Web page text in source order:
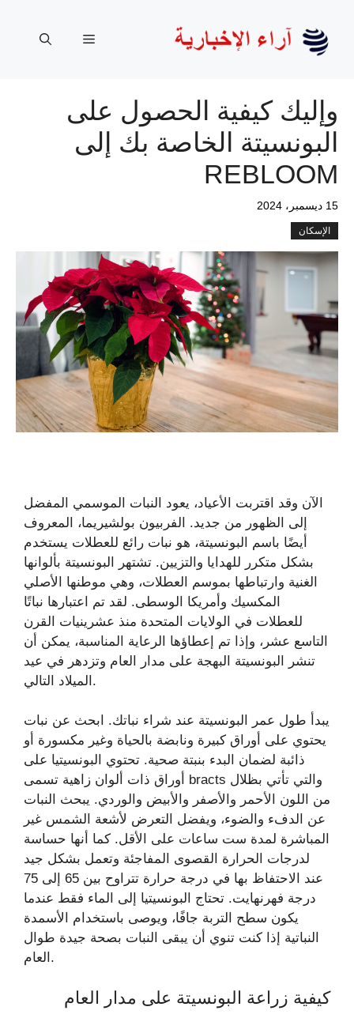
المحتوى
القائمة
وإليك كيفية الحصول على
البونسيتة الخاصة بك إلى
REBLOOM
15 ديسمبر، 2024
الإسكان
الآن وقد اقتربت الأعياد، يعود النبات الموسمي المفضل
إلى الظهور من جديد. الفربيون بولشيريما، المعروف
أيضًا باسم البونسيتة، هو نبات رائع للعطلات يستخدم
بشكل متكرر للهدايا والتزيين. تشتهر البونسيتة بألوانها
الغنية وارتباطها بموسم العطلات، وهي موطنها الأصلي
المكسيك وأمريكا الوسطى. لقد تم اعتبارها نباتًا
للعطلات في الولايات المتحدة منذ عشرينيات القرن
التاسع عشر، وإذا تم إعطاؤها الرعاية المناسبة، يمكن أن
تنشر البونسيتة البهجة على مدار العام وتزدهر في عيد
الميلاد التالي.
يبدأ طول عمر البونسيتة عند شراء نباتك. ابحث عن نبات
يحتوي على أوراق كبيرة ونابضة بالحياة وغير مكسورة أو
ذائبة لضمان البدء بنبتة صحية. تحتوي البونسيتيا على
أوراق ذات ألوان زاهية تسمى bracts والتي تأتي بظلال
من اللون الأحمر والأصفر والأبيض والوردي. يبحث النبات
عن الدفء والضوء، ويفضل التعرض لأشعة الشمس غير
المباشرة لمدة ست ساعات على الأقل. كما أنها حساسة
لدرجات الحرارة القصوى المفاجئة وتعمل بشكل جيد
عند الاحتفاظ بها في درجة حرارة تتراوح بين 65 إلى 75
درجة فهرنهايت. تحتاج البونسيتيا إلى الماء فقط عندما
يكون سطح التربة جافًا، ويوصى باستخدام الأسمدة
النباتية إذا كنت تنوي أن يبقى النبات بصحة جيدة طوال
العام.
كيفية زراعة البونسيتة على مدار العام